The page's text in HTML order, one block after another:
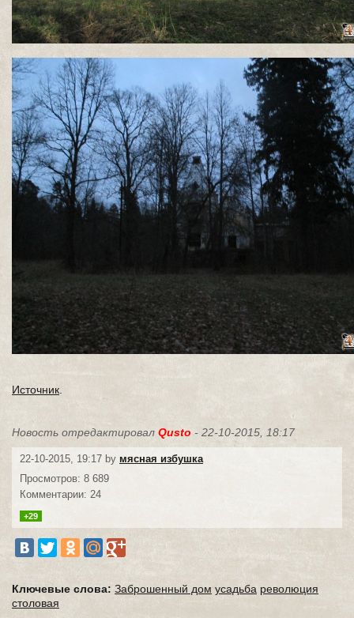
Источник
Новость отредактировал Qusto - 22-10-2015, 18:17
22-10-2015, 19:17 by мясная избушка
Просмотров: 8 689
Комментарии: 24
+29
Ключевые слова: Заброшенный дом усадьба революция
столовая